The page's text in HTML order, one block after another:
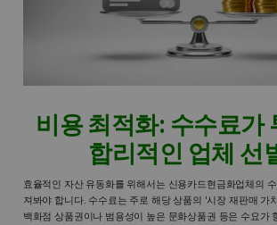
비용 최적화: 수수료가
합리적인 업체 선
효율적인 자산 유동화를 위해서는 신용카드현금화업체의
져봐야 합니다. 수수료는 주로 해당 상품의 '시장 재판매 가
백화점 상품권이나 범용성이 높은 문화상품권 등은 수요가